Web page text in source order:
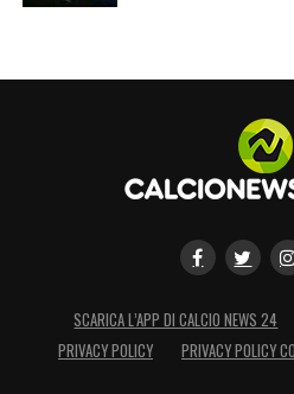
SCARICA L’APP DI CALCIO NEWS 24
PRIVACY POLICY
PRIVACY POLICY